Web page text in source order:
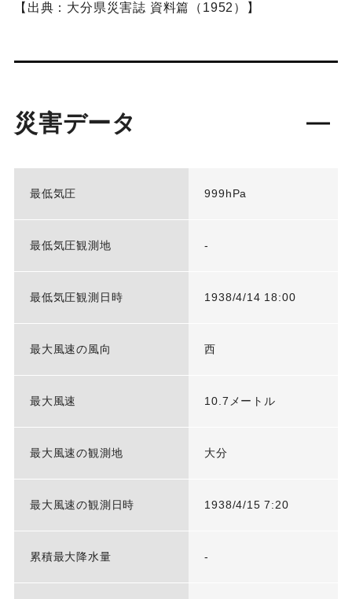
【出典：大分県災害誌 資料篇（1952）】
災害データ
最低気圧 999hPa
最低気圧観測地 -
最低気圧観測日時 1938/4/14 18:00
最大風速の風向 西
最大風速 10.7メートル
最大風速の観測地 大分
最大風速の観測日時 1938/4/15 7:20
累積最大降水量 -